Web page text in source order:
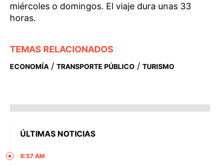
miércoles o domingos. El viaje dura unas 33
horas.
TEMAS RELACIONADOS
ECONOMÍA / TRANSPORTE PÚBLICO / TURISMO
ÚLTIMAS NOTICIAS
8:57 AM